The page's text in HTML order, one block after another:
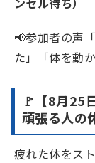
📢参加者の声
た」「体を動
🚩【8月25
頑張る人の
疲れた体をス